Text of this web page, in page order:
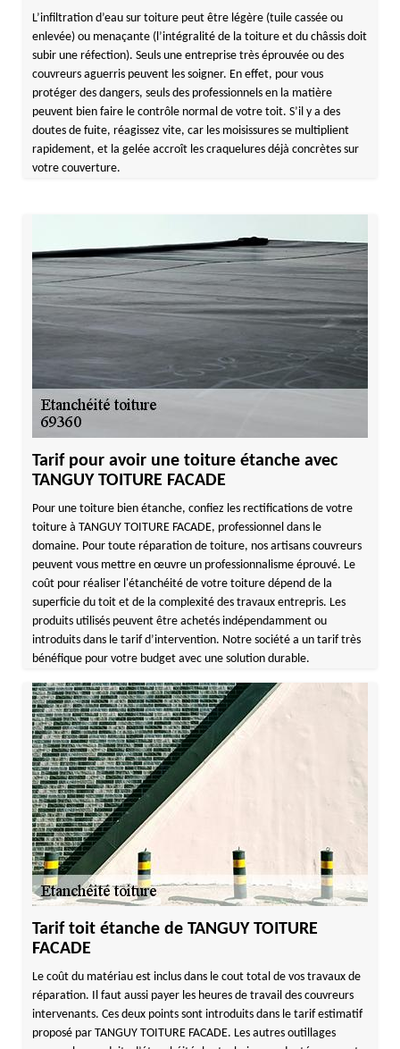
L’infiltration d’eau sur toiture peut être légère (tuile cassée ou
enlevée) ou menaçante (l’intégralité de la toiture et du châssis doit
subir une réfection). Seuls une entreprise très éprouvée ou des
couvreurs aguerris peuvent les soigner. En effet, pour vous
protéger des dangers, seuls des professionnels en la matière
peuvent bien faire le contrôle normal de votre toit. S’il y a des
doutes de fuite, réagissez vite, car les moisissures se multiplient
rapidement, et la gelée accroît les craquelures déjà concrètes sur
votre couverture.
Tarif pour avoir une toiture étanche avec
TANGUY TOITURE FACADE
Pour une toiture bien étanche, confiez les rectifications de votre
toiture à TANGUY TOITURE FACADE, professionnel dans le
domaine. Pour toute réparation de toiture, nos artisans couvreurs
peuvent vous mettre en œuvre un professionnalisme éprouvé. Le
coût pour réaliser l'étanchéité de votre toiture dépend de la
superficie du toit et de la complexité des travaux entrepris. Les
produits utilisés peuvent être achetés indépendamment ou
introduits dans le tarif d’intervention. Notre société a un tarif très
bénéfique pour votre budget avec une solution durable.
Tarif toit étanche de TANGUY TOITURE
FACADE
Le coût du matériau est inclus dans le cout total de vos travaux de
réparation. Il faut aussi payer les heures de travail des couvreurs
intervenants. Ces deux points sont introduits dans le tarif estimatif
proposé par TANGUY TOITURE FACADE. Les autres outillages